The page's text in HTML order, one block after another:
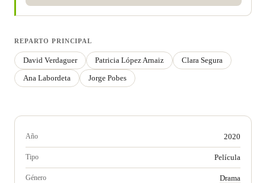
REPARTO PRINCIPAL
David Verdaguer Patricia López Arnaiz
Clara Segura
Ana Labordeta
Jorge Pobes
Año 2020
Tipo Película
Género Drama